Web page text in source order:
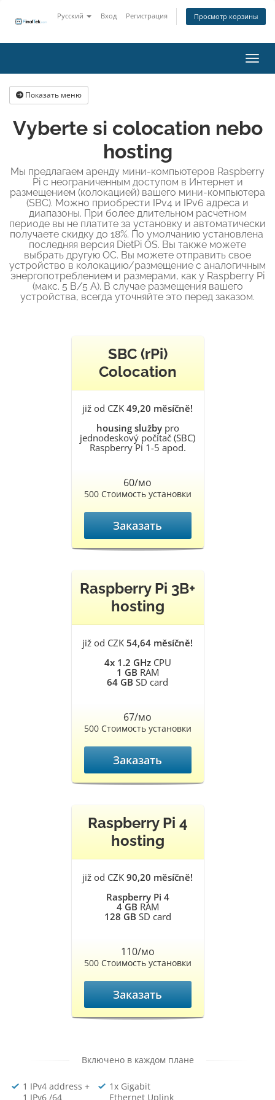
Русский Вход Регистрация Просмотр корзины
Показать меню
Vyberte si colocation nebo
hosting
Мы предлагаем аренду мини-компьютеров Raspberry
Pi с неограниченным доступом в Интернет и
размещением (колокацией) вашего мини-компьютера
(SBC). Можно приобрести IPv4 и IPv6 адреса и
диапазоны. При более длительном расчетном
периоде вы не платите за установку и автоматически
получаете скидку до 18%. По умолчанию установлена ​​
последняя версия DietPi OS. Вы также можете
выбрать другую ОС. Вы можете отправить свое
устройство в колокацию/размещение с аналогичным
энергопотреблением и размерами, как у Raspberry Pi
(макс. 5 В/5 А). В случае размещения вашего
устройства, всегда уточняйте это перед заказом.
SBC (rPi)
Colocation
již od CZK 49,20 měsíčně!
housing službypro
jednodeskový počítač (SBC)
Raspberry Pi 1-5 apod.
60/мо
500 Стоимость установки
Заказать
Raspberry Pi 3B+
hosting
již od CZK 54,64 měsíčně!
4x 1.2 GHzCPU
1 GB RAM
64 GB SD card
67/мо
500 Стоимость установки
Заказать
Raspberry Pi 4
hosting
již od CZK 90,20 měsíčně!
Raspberry Pi 4
4 GB RAM
128 GB SD card
110/мо
500 Стоимость установки
Заказать
Включено в каждом плане
1 IPv4 address +
1 IPv6 /64
1x Gigabit
Ethernet Uplink